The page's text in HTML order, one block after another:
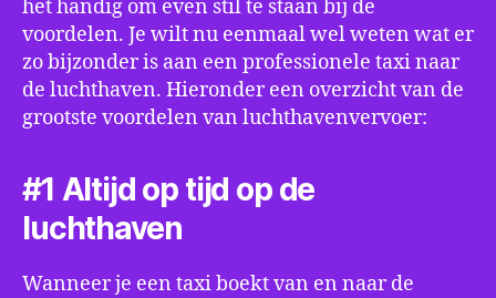
het handig om even stil te staan bij de
voordelen. Je wilt nu eenmaal wel weten wat er
zo bijzonder is aan een professionele taxi naar
de luchthaven. Hieronder een overzicht van de
grootste voordelen van luchthavenvervoer:
#1 Altijd op tijd op de
luchthaven
Wanneer je een taxi boekt van en naar de